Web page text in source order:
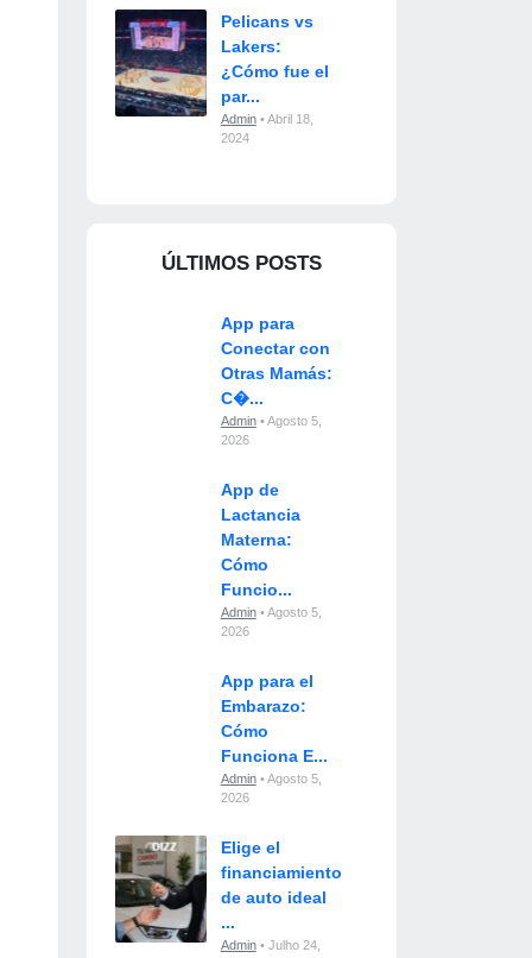
Pelicans vs
Lakers:
¿Cómo fue el
par...
Admin• Abril 18,
2024
ÚLTIMOS POSTS
App para
Conectar con
Otras Mamás:
C�...
Admin• Agosto 5,
2026
App de
Lactancia
Materna:
Cómo
Funcio...
Admin• Agosto 5,
2026
App para el
Embarazo:
Cómo
Funciona E...
Admin• Agosto 5,
2026
Elige el
financiamiento
de auto ideal
...
Admin• Julho 24,